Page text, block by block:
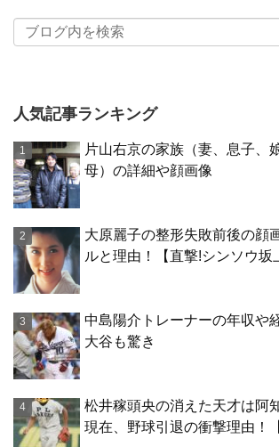
人気記事ランキング
片山右京の家族（妻、息子、
母）の詳細や顔画像
大原麗子の整形失敗前後の顔
ルと理由！【直撃!シンソウ坂
中島陽介トレーナーの年収や
大谷も驚き
松井稼頭央の消えた天才は阿
現在、野球引退の衝撃理由！